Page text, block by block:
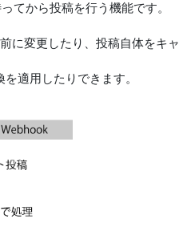
てから投稿を行う機能です。
に変更したり、投稿自体をキャ
適用したりできます。